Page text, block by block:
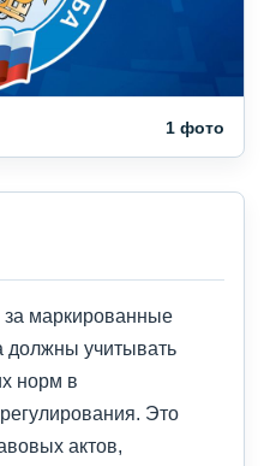
1 фото
за маркированные
должны учитывать
норм в
Это
актов,